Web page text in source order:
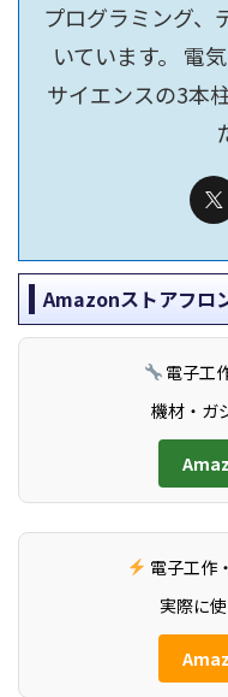
プログラミング、
いています。 電
サイエンスの3本
Amazonストアフロ
電子工
機材・ガ
電子工作
実際に